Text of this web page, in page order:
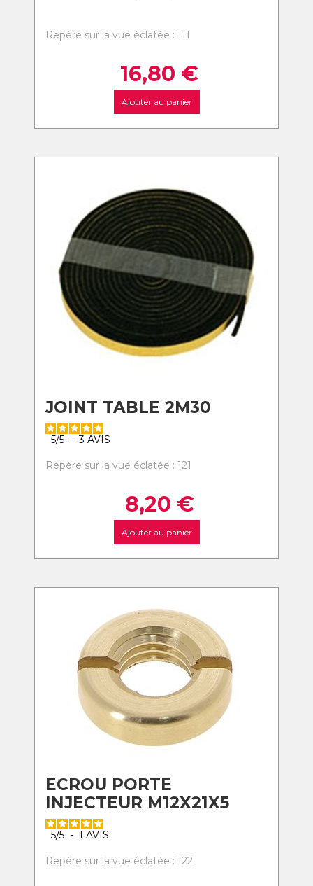
Repère sur la vue éclatée : 111
16,80 €
Ajouter au panier
JOINT TABLE 2M30
5/5 - 3 AVIS
Repère sur la vue éclatée : 121
8,20 €
Ajouter au panier
ECROU PORTE
INJECTEUR M12X21X5
5/5 - 1 AVIS
Repère sur la vue éclatée : 122